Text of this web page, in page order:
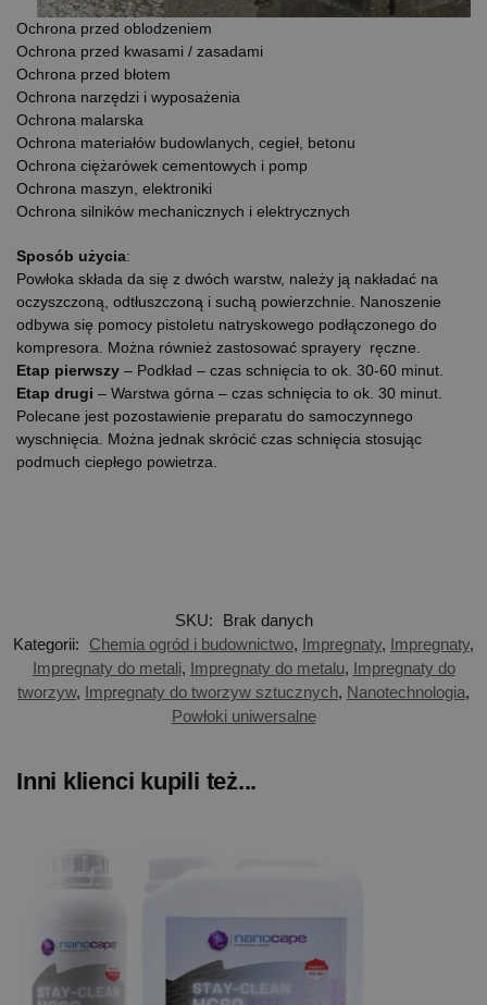
Ochrona przed oblodzeniem
Ochrona przed kwasami / zasadami
Ochrona przed błotem
Ochrona narzędzi i wyposażenia
Ochrona malarska
Ochrona materiałów budowlanych, cegieł, betonu
Ochrona ciężarówek cementowych i pomp
Ochrona maszyn, elektroniki
Ochrona silników mechanicznych i elektrycznych
Sposób użycia:
Powłoka składa da się z dwóch warstw, należy ją nakładać na
oczyszczoną, odtłuszczoną i suchą powierzchnie. Nanoszenie
odbywa się pomocy pistoletu natryskowego podłączonego do
kompresora. Można również zastosować sprayery ręczne.
Etap pierwszy – Podkład – czas schnięcia to ok. 30-60 minut.
Etap drugi – Warstwa górna – czas schnięcia to ok. 30 minut.
Polecane jest pozostawienie preparatu do samoczynnego
wyschnięcia. Można jednak skrócić czas schnięcia stosując
podmuch ciepłego powietrza.
SKU:
Brak danych
Kategorii:
Chemia ogród i budownictwo, Impregnaty, Impregnaty,
Impregnaty do metali, Impregnaty do metalu, Impregnaty do
tworzyw, Impregnaty do tworzyw sztucznych, Nanotechnologia,
Powłoki uniwersalne
Inni klienci kupili też...